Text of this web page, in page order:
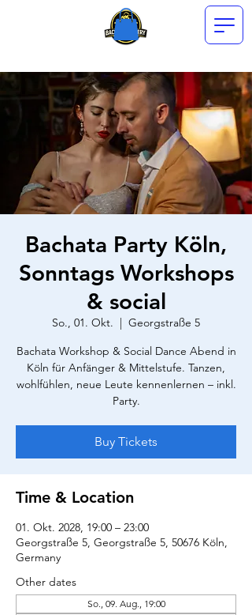
Bachata Party Köln,
Sonntags Workshops
& social
So., 01. Okt.
  |
Georgstraße 5
Bachata Workshop & Social Dance Abend in
Köln für Anfänger & Mittelstufe. Tanzen,
wohlfühlen, neue Leute kennenlernen – inkl.
Party.
Buy Tickets
Time & Location
01. Okt. 2028, 19:00 – 23:00
Georgstraße 5, Georgstraße 5, 50676 Köln,
Germany
Other dates
So., 09. Aug., 19:00